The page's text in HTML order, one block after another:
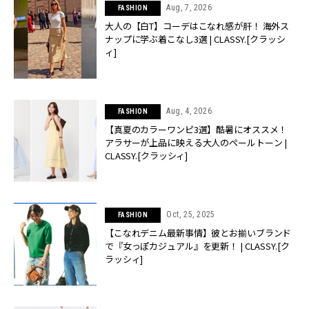
FASHION Aug, 7, 2026
大人の【白T】コーデはこなれ感が肝！ 海外ス
ナップに学ぶ着こなし3選 | CLASSY.[クラッシ
ィ]
FASHION Aug, 4, 2026
【真夏のカラーワンピ3選】酷暑にオススメ！
アラサーが上品に映える大人のペールトーン |
CLASSY.[クラッシィ]
FASHION Oct, 25, 2025
【こなれデニム最新事情】彼とお揃いブランド
で『女っぽカジュアル』を更新！ | CLASSY.[ク
ラッシィ]